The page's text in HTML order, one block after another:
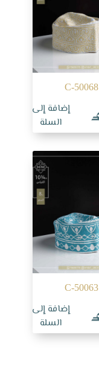
C-50068
إضافة إلى
السلة
C-50063
إضافة إلى
السلة